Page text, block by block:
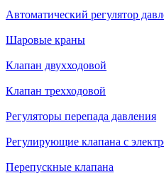
Автоматический регулятор
Шаровые краны
Клапан двухходовой
Клапан трехходовой
Регуляторы перепада давления
Регулирующие клапана с
Перепускные клапана